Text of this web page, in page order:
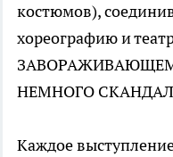
костюмов),
хореографию и
НЕМНОГО
Каждое